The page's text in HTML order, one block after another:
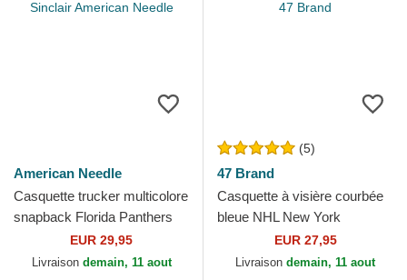
American Needle
Casquette trucker multicolore
snapback Florida Panthers
NHL Sinclair American
Needle
EUR 29,95
Livraison demain, 11 aout
(5)
47 Brand
Casquette à visière courbée
bleue NHL New York
Rangers 47 Brand
EUR 27,95
Livraison demain, 11 aout